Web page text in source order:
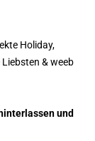
Holiday,
& weeb
und